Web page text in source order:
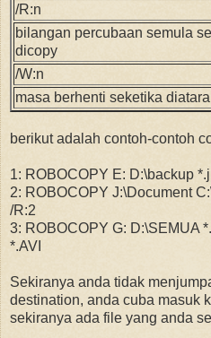
/R:n
bilangan percubaan semula
dicopy
/W:n
masa berhenti seketika
berikut adalah contoh-contoh
1: ROBOCOPY E: D:\backup
2: ROBOCOPY J:\Document
/R:2
3: ROBOCOPY G: D:\SEMUA
*.AVI
Sekiranya anda tidak
destination, anda cuba masuk
sekiranya ada file yang anda